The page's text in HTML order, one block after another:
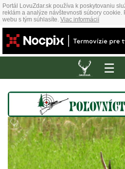
Portál LovuZdar.sk používa k poskytovaniu
reklám a analýze návštevnosti súbory cookie.
webu s tým súhlasíte. Viac informácií
☰